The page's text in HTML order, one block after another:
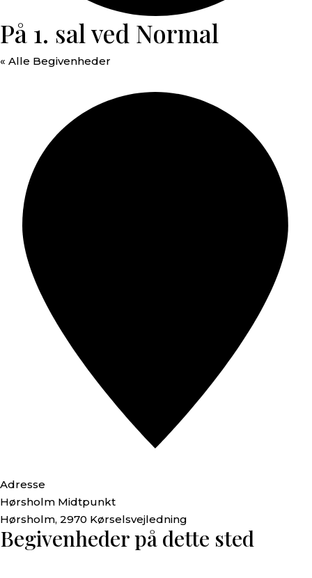
På 1. sal ved Normal
« Alle Begivenheder
Adresse
Hørsholm Midtpunkt
Hørsholm, 2970 Kørselsvejledning
Begivenheder på dette sted